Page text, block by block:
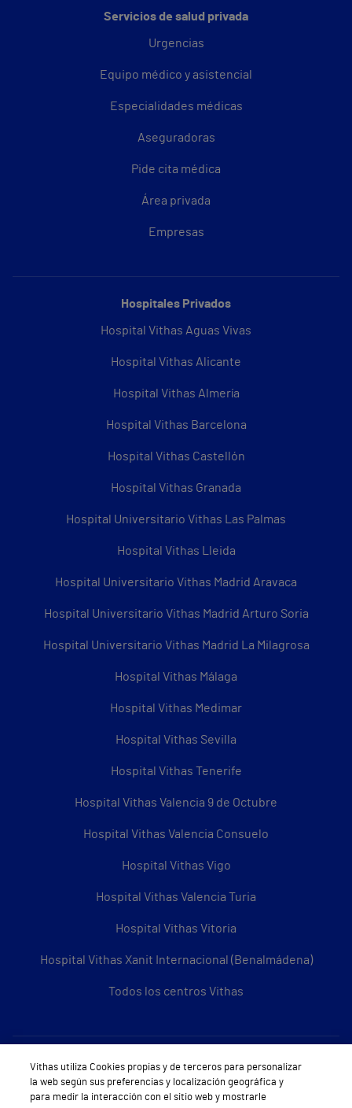
Servicios de salud privada
Urgencias
Equipo médico y asistencial
Especialidades médicas
Aseguradoras
Pide cita médica
Área privada
Empresas
Hospitales Privados
Hospital Vithas Aguas Vivas
Hospital Vithas Alicante
Hospital Vithas Almería
Hospital Vithas Barcelona
Hospital Vithas Castellón
Hospital Vithas Granada
Hospital Universitario Vithas Las Palmas
Hospital Vithas Lleida
Hospital Universitario Vithas Madrid Aravaca
Hospital Universitario Vithas Madrid Arturo Soria
Hospital Universitario Vithas Madrid La Milagrosa
Hospital Vithas Málaga
Hospital Vithas Medimar
Hospital Vithas Sevilla
Hospital Vithas Tenerife
Hospital Vithas Valencia 9 de Octubre
Hospital Vithas Valencia Consuelo
Hospital Vithas Vigo
Hospital Vithas Valencia Turia
Hospital Vithas Vitoria
Hospital Vithas Xanit Internacional (Benalmádena)
Todos los centros Vithas
Sobre Vithas
Quiénes somos
Vithas utiliza Cookies propias y de terceros para personalizar
la web según sus preferencias y localización geográfica y
para medir la interacción con el sitio web y mostrarle